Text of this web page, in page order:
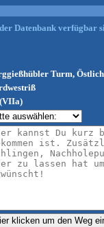
Datenbank verfügbar
Turm,